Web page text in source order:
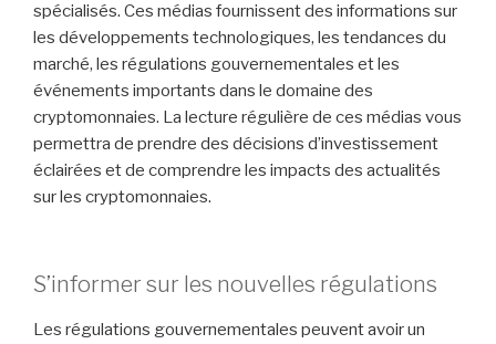
spécialisés. Ces médias fournissent des informations sur
les développements technologiques, les tendances du
marché, les régulations gouvernementales et les
événements importants dans le domaine des
cryptomonnaies. La lecture régulière de ces médias vous
permettra de prendre des décisions d’investissement
éclairées et de comprendre les impacts des actualités
sur les cryptomonnaies.
S’informer sur les nouvelles régulations
Les régulations gouvernementales peuvent avoir un